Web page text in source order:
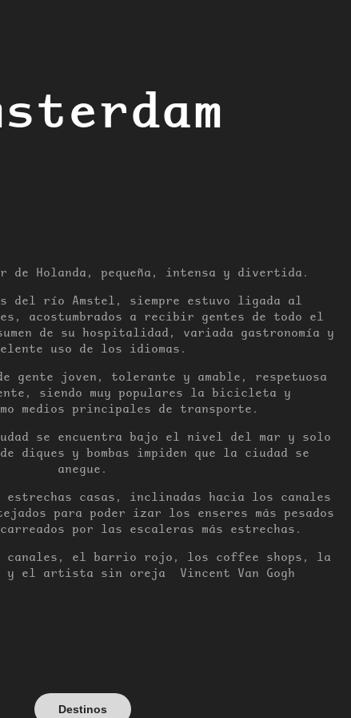
de Holanda, pequeña, intensa y divertida.
del río Amstel, siempre estuvo ligada al
acostumbrados a recibir gentes de todo el
de su hospitalidad, variada gastronomía y
uso de los idiomas.
gente joven, tolerante y amable, respetuosa
siendo muy populares la bicicleta y
medios principales de transporte.
se encuentra bajo el nivel del mar y solo
diques y bombas impiden que la ciudad se
anegue.
casas, inclinadas hacia los canales
para poder izar los enseres más pesados
por las escaleras más estrechas.
canales, el barrio rojo, los coffee shops, la
y el artista sin oreja Vincent Van Gogh
Destinos